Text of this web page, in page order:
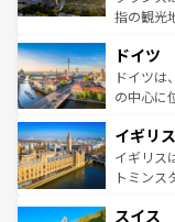
アートに
せる。地
ンテンツ
指の観光
で、幅広
聖堂、美
から魅了
いる。シ
香り高い
らに、パ
れる地方
ドイツ
ドイツは
の中心に
顔を持つ
ルリンの
してライ
は、お酒好
イギリス
イギリス
トミンス
リアごと
スイス